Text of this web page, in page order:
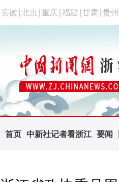
安徽 北京 重庆 福建 甘肃 贵州
首页 中新社记者看浙江 要闻